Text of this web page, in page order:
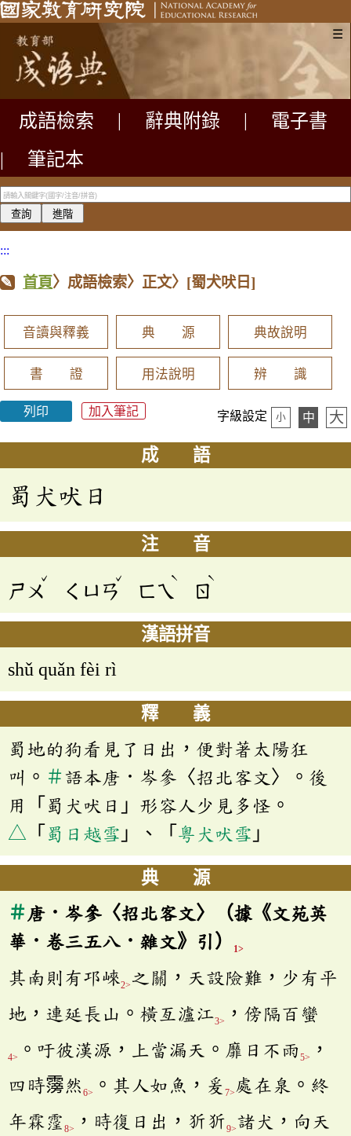
☰
成語檢索 辭典附錄
電子書
|
筆記本
:::
首頁〉成語檢索〉正文〉 [蜀犬吠日]
音讀與釋義 典 源 典故說明
書 證 用法說明 辨 識
列印 加入筆記 字級設定 小 中 大
成 語
蜀犬吠日
注 音
ㄕㄨ
ˇ
ㄑㄩㄢ
ˇ
ㄈㄟ
ˋ
ㄖ
ˋ
漢語拼音
shǔ quǎn fèi rì
釋 義
蜀地的狗看見了日出，便對著太陽狂
叫。 ＃語本唐．岑參〈招北客文〉。後
用「蜀犬吠日」形容人少見多怪。
△ 「 蜀日越雪 」、「 粵犬吠雪 」
典 源
＃唐．岑參〈招北客文〉（據《文苑英
華．卷三五八．雜文》引）
1>
其南則有邛崍2> 之關，天設險難，少有平
地，連延長山。橫亙瀘江3> ，傍隔百蠻
4> 。吁彼漢源，上當漏天。靡日不雨 5>
，
四時霶然 6> 。其人如魚，爰 7> 處在泉。終
年霖霪 8> ，時復日出，㹞㹞9>諸犬，向天